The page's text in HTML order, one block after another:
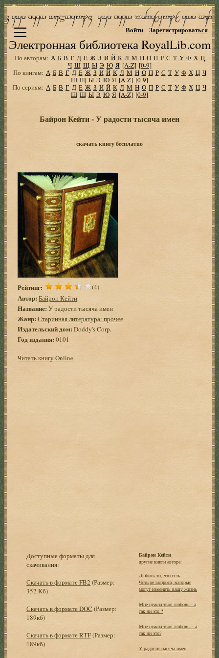
Электронная библиотека RoyalLib.com
Войти Зарегистрироваться
По авторам: А Б В Г Д Е Ж З И Й К Л М Н О П Р С Т У Ф Х Ц
Ч Ш Щ Ы Э Ю Я [A-Z] [0-9]
По книгам: А Б В Г Д Е Ж З И Й К Л М Н О П Р С Т У Ф Х Ц Ч
Ш Щ Ы Э Ю Я [A-Z] [0-9]
По сериям: А Б В Г Д Е Ж З И Й К Л М Н О П Р С Т У Ф Х Ц Ч
Ш Щ Ы Э Ю Я [A-Z] [0-9]
Байрон Кейти - У радости тысяча имен
скачать книгу бесплатно
Рейтинг: (4)
Автор: Байрон Кейти
Название: У радости тысяча имен
Жанр: Старинная литература: прочее
Издательский дом: Doddy's Corp.
Год издания: 0101
Читать книгу Online
Доступные форматы для
скачивания:
Скачать в формате FB2 (Размер:
352 Кб)
Скачать в формате DOC (Размер:
189кб)
Скачать в формате RTF(Размер:
189кб)
Байрон Кейти
другие книги автора:
Любить то, что есть:
Четыре вопроса, которые
могут изменить вашу жизнь
Мне нужна твоя любовь - а
так ли это ?
Мне нужна твоя любовь – а
так ли это?
У радости тысяча имен